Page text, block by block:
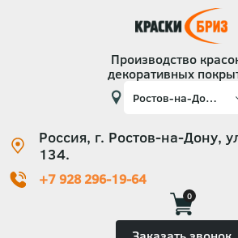
Производство
декоративных
Россия, г. Ростов-на-Дону,
134.
+7 928 296-19-64
0